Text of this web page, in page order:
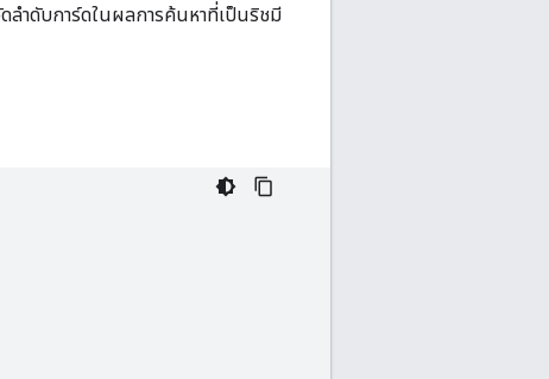
ลำดับการ์ดในผลการค้นหาที่เป็นริชมี